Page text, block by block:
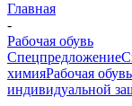
Главная
-
Рабочая обувь
Спецпредложение
химияРабочая
индивидуальной